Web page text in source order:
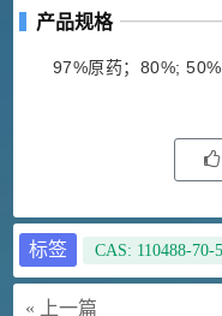
产品规格
97%原药；80%;
标签 CAS: 110488-70-5
« 上一篇